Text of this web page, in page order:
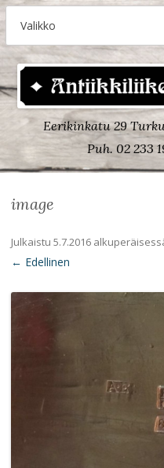
Eerikinkatu 29
Puh. 02 233
image
Julkaistu 5.7.2016
← Edellinen